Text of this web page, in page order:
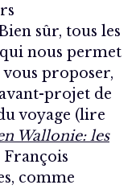
sûr, tous les
qui nous permet
vous proposer,
projet de
voyage (lire
Wallonie: les
François
comme